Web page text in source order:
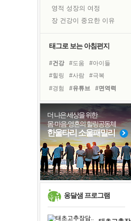
영적 성장의 여정
장 건강이 중요한 이유
꿈이 실제가 되는 것
'말 타는 법'을 먼저
졸업식 사진을 보며
아픈 아버지를 위한 공간 설계
극심한 변비, 어깨결림, 수면 장애
보고 싶은 어머니
유년 시절의 부산 영도 바다
못된 꼰대들
거울 속의 나
태그로 보는 아침편지
#건강 #도움
#아이들
#힐링
#사람
#극복
#경험
#유튜브
#면역력
#링컨학교
#명상
#희망
#리더
#삶
#독서캠프
#독서
#나눔
#친구
#위기
#계획 #비전캠프
더 나은 세상을 위한
몸·마음·영혼의 힐링공동체
한울타리 소울패밀리
옹달샘 프로그램